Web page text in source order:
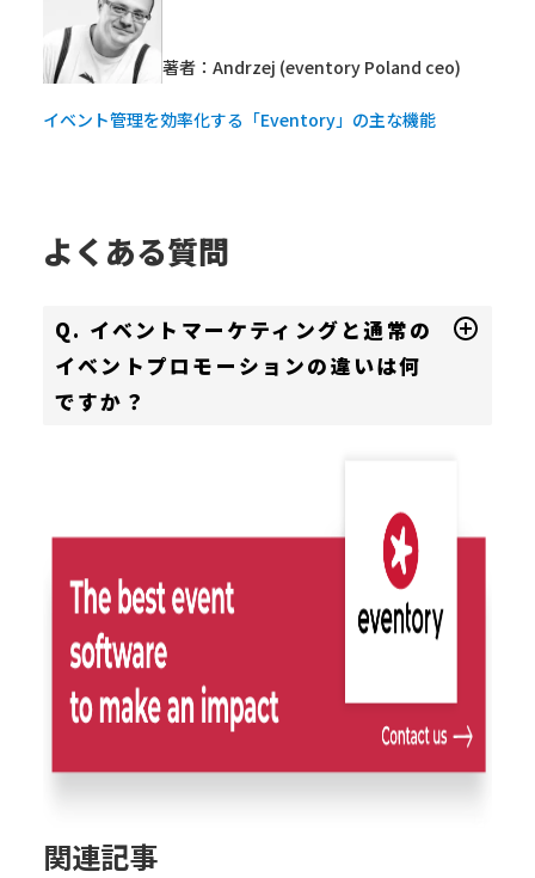
著者：Andrzej (eventory Poland ceo)
イベント管理を効率化する「Eventory」の主な機能
よくある質問
Q. イベントマーケティングと通常の
イベントプロモーションの違いは何
ですか？
関連記事